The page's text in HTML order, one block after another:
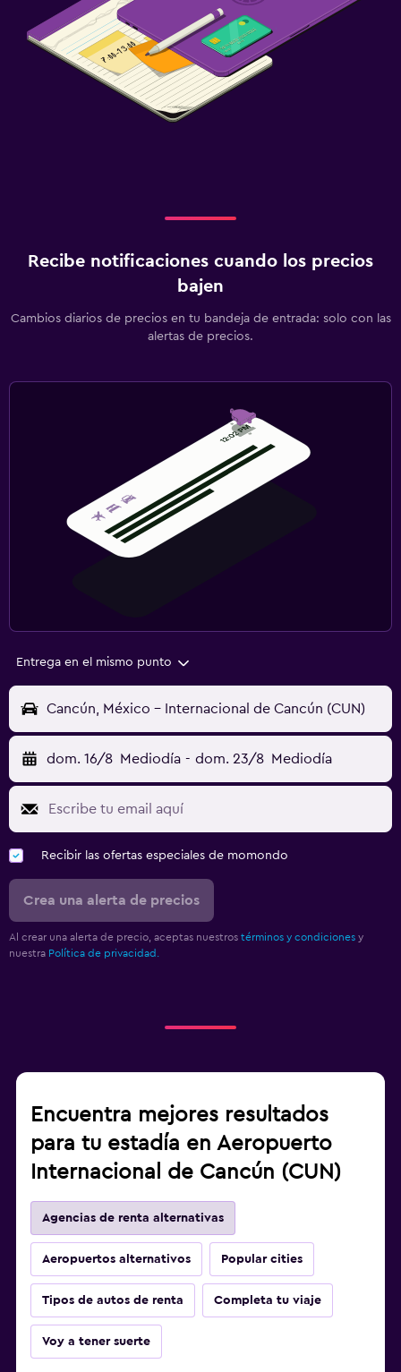
Recibe notificaciones cuando los precios
bajen
Cambios diarios de precios en tu bandeja de entrada: solo con las
alertas de precios.
Entrega en el mismo punto
Cancún, México - Internacional de Cancún (CUN)
dom. 16/8 Mediodía - dom. 23/8 Mediodía
Recibir las ofertas especiales de momondo
Crea una alerta de precios
Al crear una alerta de precio, aceptas nuestros términos y condiciones y
nuestra Política de privacidad.
Encuentra mejores resultados
para tu estadía en Aeropuerto
Internacional de Cancún (CUN)
Agencias de renta alternativas
Aeropuertos alternativos Popular cities
Tipos de autos de renta Completa tu viaje
Voy a tener suerte